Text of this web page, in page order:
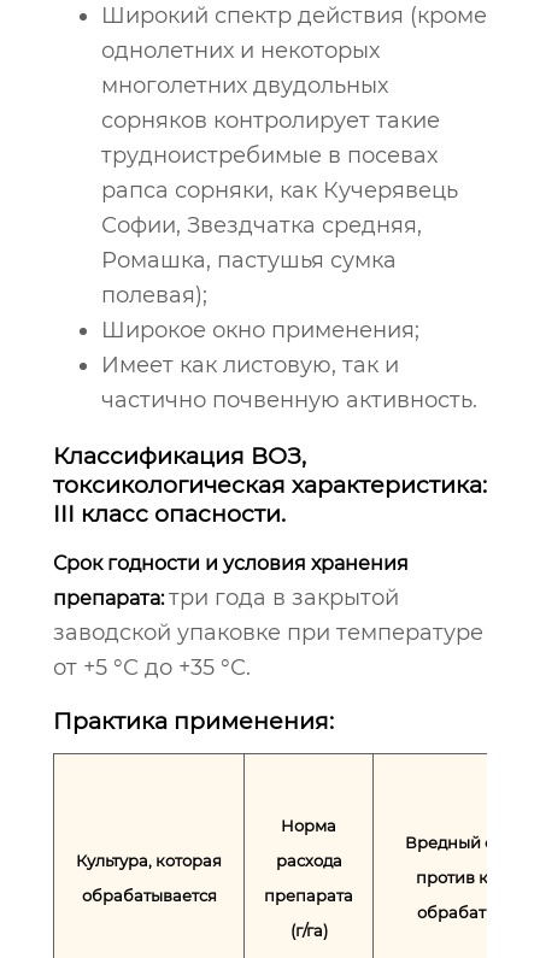
Широкий спектр действия (кроме
однолетних и некоторых
многолетних двудольных
сорняков контролирует такие
трудноистребимые в посевах
рапса сорняки, как Кучерявець
Софии, Звездчатка средняя,
Ромашка, пастушья сумка
полевая);
Широкое окно применения;
Имеет как листовую, так и
частично почвенную активность.
Классификация ВОЗ,
токсикологическая характеристика:
III класс опасности.
Срок годности и условия хранения
препарата:три года в закрытой
заводской упаковке при температуре
от +5 °С до +35 °С.
Практика применения:
Культура, которая
обрабатывается
Норма
расхода
препарата
(г/га)
Вредный
против